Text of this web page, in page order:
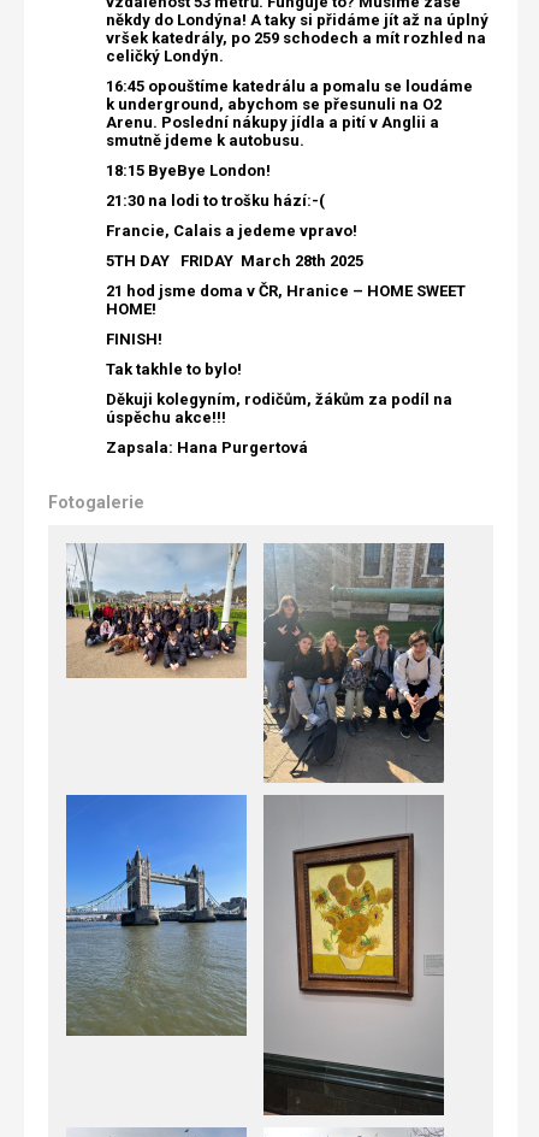
někdy do Londýna! A taky si přidáme jít až na úplný
vršek katedrály, po 259 schodech a mít rozhled na
celičký Londýn.
16:45 opouštíme katedrálu a pomalu se loudáme
k underground, abychom se přesunuli na O2
Arenu. Poslední nákupy jídla a pití v Anglii a
smutně jdeme k autobusu.
18:15 ByeBye London!
21:30 na lodi to trošku hází:-(
Francie, Calais a jedeme vpravo!
5TH DAY FRIDAY March 28th 2025
21 hod jsme doma v ČR, Hranice – HOME SWEET
HOME!
FINISH!
Tak takhle to bylo!
Děkuji kolegyním, rodičům, žákům za podíl na
úspěchu akce!!!
Zapsala: Hana Purgertová
Fotogalerie